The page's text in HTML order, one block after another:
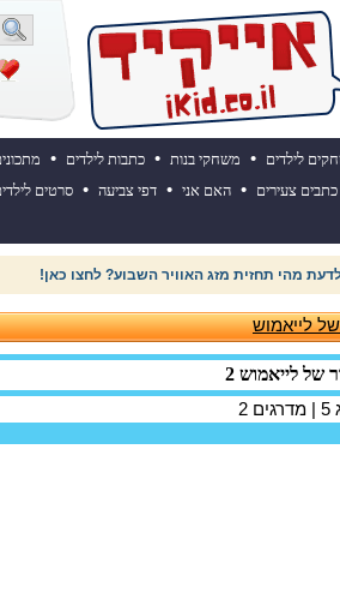
לילדים • משחקי בנות • כתבות לילדים •
כתבים צעירים • האם אני • דפי צביעה • סרטים
מהי תחזית מזג האוויר השבוע? לחצו כאן!
לייאמוש
של לייאמוש 2
5 | מדרגים 2